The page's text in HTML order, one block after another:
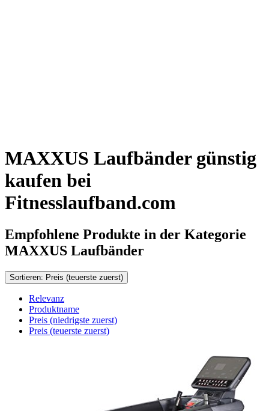
MAXXUS Laufbänder günstig
kaufen bei
Fitnesslaufband.com
Empfohlene Produkte in der Kategorie
MAXXUS Laufbänder
Sortieren: Preis (teuerste zuerst)
Relevanz
Produktname
Preis (niedrigste zuerst)
Preis (teuerste zuerst)